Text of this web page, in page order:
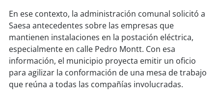
soyvaldivia
osorno
soypuertomontt
En ese contexto, la administración comunal solicitó a
Saesa antecedentes sobre las empresas que
mantienen instalaciones en la postación eléctrica,
especialmente en calle Pedro Montt. Con esa
información, el municipio proyecta emitir un oficio
para agilizar la conformación de una mesa de trabajo
que reúna a todas las compañías involucradas.